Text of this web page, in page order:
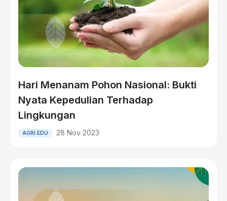
Hari Menanam Pohon Nasional: Bukti
Nyata Kepedulian Terhadap
Lingkungan
AGRI EDU 28 Nov 2023